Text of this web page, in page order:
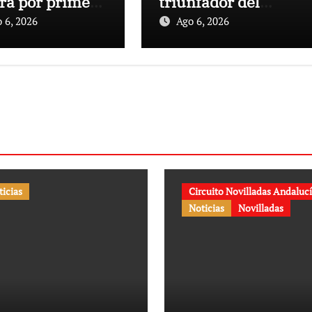
la Plaza de
6, 2026
Circuito de
Ago 6, 2026
Circuito Novilladas
Noticias
Novilladas